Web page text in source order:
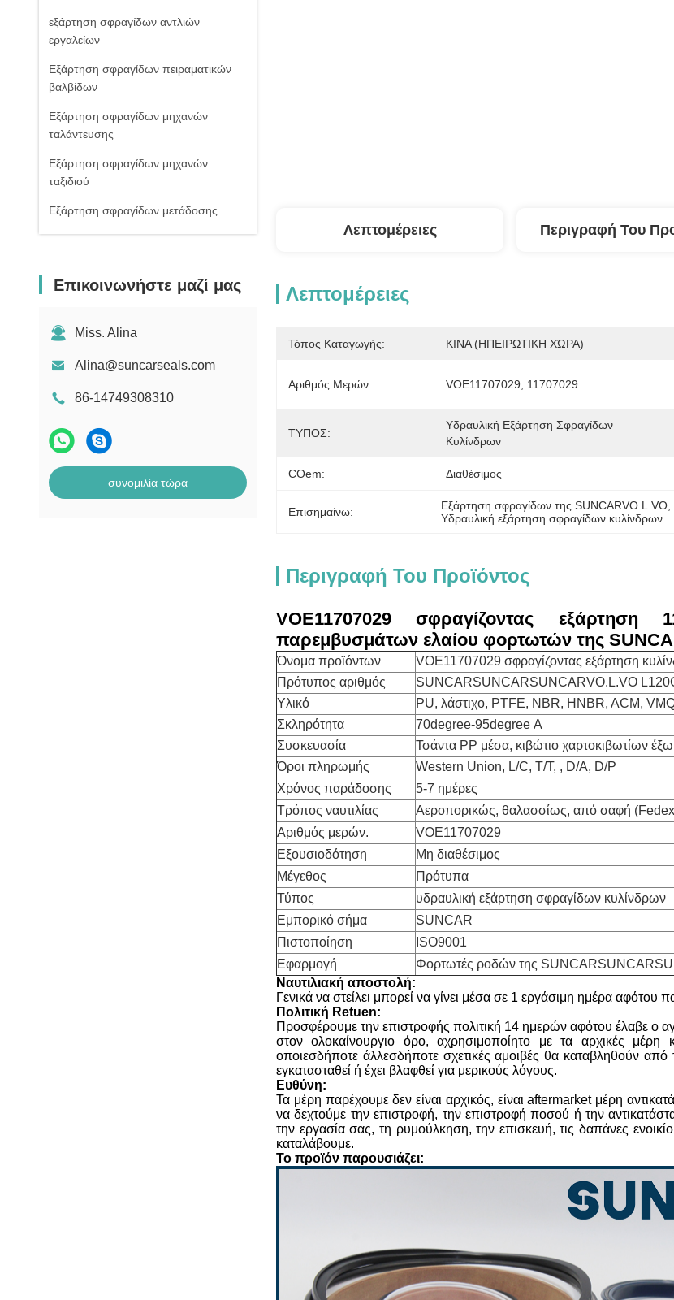
εξάρτηση σφραγίδων αντλιών
εργαλείων
Εξάρτηση σφραγίδων πειραματικών
βαλβίδων
Εξάρτηση σφραγίδων μηχανών
ταλάντευσης
Εξάρτηση σφραγίδων μηχανών
ταξιδιού
Εξάρτηση σφραγίδων μετάδοσης
Κύρια εξάρτηση σφραγίδων βαλβίδων
Επικοινωνήστε μαζί μας
Miss. Alina
Alina@suncarseals.com
86-14749308310
συνομιλία τώρα
Λεπτομέρειες Περιγραφή Του
Λεπτομέρειες
Τόπος Καταγωγής: ΚΙΝΑ (ΗΠΕΙΡΩΤΙΚΗ ΧΏΡΑ)
Αριθμός Μερών.: VOE11707029, 11707029
ΤΥΠΟΣ:
Υδραυλική Εξάρτηση Σφραγίδων
Κυλίνδρων
COem: Διαθέσιμος
Επισημαίνω: Εξάρτηση σφραγίδων της SUNCARVO.L.VO
Υδραυλική εξάρτηση σφραγίδων κυλίνδρων
Περιγραφή Του Προϊόντος
VOE11707029 σφραγίζοντας εξάρτηση
παρεμβυσμάτων ελαίου φορτωτών της
Όνομα προϊόντων
VOE11707029 σφραγίζοντας εξάρτηση
Πρότυπος αριθμός
SUNCARSUNCARSUNCARVO.L.VO
Υλικό
PU, λάστιχο, PTFE, NBR, HNBR, ACM,
Σκληρότητα
70degree-95degree Α
Συσκευασία
Τσάντα PP μέσα, κιβώτιο χαρτοκιβωτίων έξω
Όροι πληρωμής
Western Union, L/C, T/T, , D/A, D/P
Χρόνος παράδοσης
5-7 ημέρες
Τρόπος ναυτιλίας
Αεροπορικώς, θαλασσίως, από σαφή
Αριθμός μερών.
VOE11707029
Εξουσιοδότηση
Μη διαθέσιμος
Μέγεθος
Πρότυπα
Τύπος
υδραυλική εξάρτηση σφραγίδων κυλίνδρων
Εμπορικό σήμα
SUNCAR
Πιστοποίηση
ISO9001
Εφαρμογή
Φορτωτές ροδών της
Ναυτιλιακή αποστολή:
Γενικά να στείλει μπορεί να γίνει μέσα σε 1 εργάσιμη ημέρα αφότου
Πολιτική Retuen:
Προσφέρουμε την επιστροφής πολιτική 14 ημερών αφότου έλαβε ο
στον ολοκαίνουργιο όρο, αχρησιμοποίητο με τα αρχικές μέρη
οποιεσδήποτε άλλεσδήποτε σχετικές αμοιβές θα καταβληθούν από
εγκατασταθεί ή έχει βλαφθεί για μερικούς λόγους.
Ευθύνη:
Τα μέρη παρέχουμε δεν είναι αρχικός, είναι aftermarket μέρη
να δεχτούμε την επιστροφή, την επιστροφή ποσού ή την
την εργασία σας, τη ρυμούλκηση, την επισκευή, τις δαπάνες
καταλάβουμε.
Το προϊόν παρουσιάζει: